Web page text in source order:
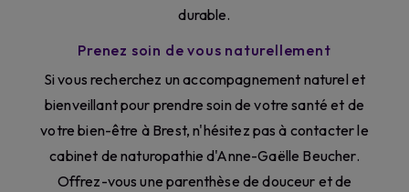
durable.
Prenez soin de vous naturellement
Si vous recherchez un accompagnement naturel et
bienveillant pour prendre soin de votre santé et de
votre bien-être à Brest, n'hésitez pas à contacter le
cabinet de naturopathie d'Anne-Gaëlle Beucher.
Offrez-vous une parenthèse de douceur et de